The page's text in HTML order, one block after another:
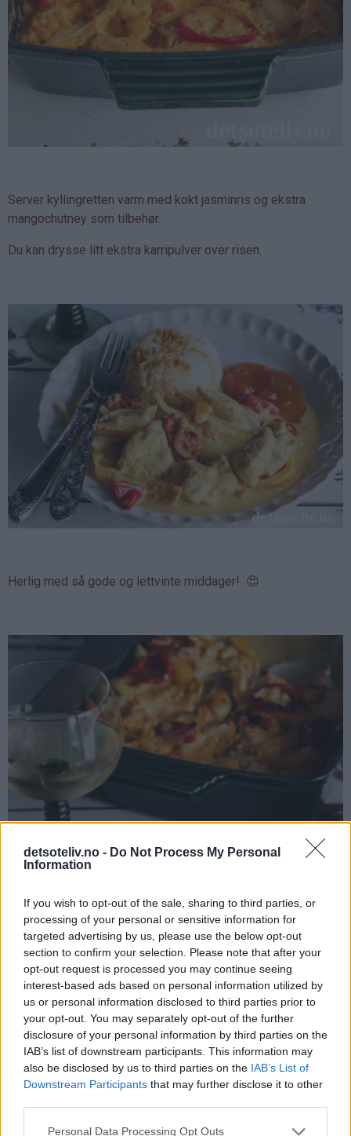
detsoteliv.no - Do Not Process My Personal
Information
If you wish to opt-out of the sale, sharing to third parties, or
processing of your personal or sensitive information for
targeted advertising by us, please use the below opt-out
section to confirm your selection. Please note that after your
opt-out request is processed you may continue seeing
interest-based ads based on personal information utilized by
us or personal information disclosed to third parties prior to
your opt-out. You may separately opt-out of the further
disclosure of your personal information by third parties on the
IAB’s list of downstream participants. This information may
also be disclosed by us to third parties on the IAB’s List of
Downstream Participants that may further disclose it to other
Personal Data Processing Opt Outs
Server kyllingretten varm med kokt jasminris og ekstra
mangochutney som tilbehør.
Du kan drysse litt ekstra karripulver over risen.
Herlig med så gode og lettvinte middager! 😍